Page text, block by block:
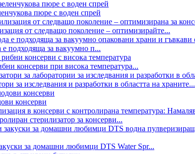
пюре с воден спрей
от следващо поколение – оптимизирайте...
е подходяща за вакуумно п...
консерви при висока температура...
за изследвания и разработки в областта на храните...
консерви
стерилизатор за консерви...
за домашни любимци DTS Water Spr...